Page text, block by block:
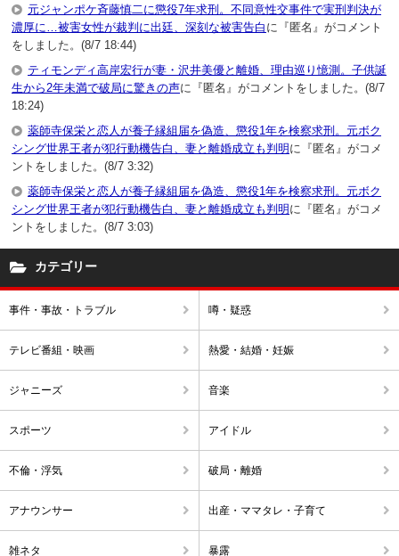
元ジャンポケ斉藤慎二に懲役7年求刑。不同意性交事件で実刑判決が
濃厚に…被害女性が裁判に出廷、深刻な被害告白 に『匿名』がコメント
をしました。(8/7 18:44)
ティモンディ高岸宏行が妻・沢井美優と離婚、理由巡り憶測。子供誕
生から2年未満で破局に驚きの声に『匿名』がコメントをしました。(8/7
18:24)
薬師寺保栄と恋人が養子縁組届を偽造、懲役1年を検察求刑。元ボク
シング世界王者が犯行動機告白、妻と離婚成立も判明に『匿名』がコメ
ントをしました。(8/7 3:32)
薬師寺保栄と恋人が養子縁組届を偽造、懲役1年を検察求刑。元ボク
シング世界王者が犯行動機告白、妻と離婚成立も判明に『匿名』がコメ
ントをしました。(8/7 3:03)
カテゴリー
事件・事故・トラブル 噂・疑惑
テレビ番組・映画 熱愛・結婚・妊娠
ジャニーズ 音楽
スポーツ アイドル
不倫・浮気 破局・離婚
アナウンサー 出産・ママタレ・子育て
雑ネタ 暴露